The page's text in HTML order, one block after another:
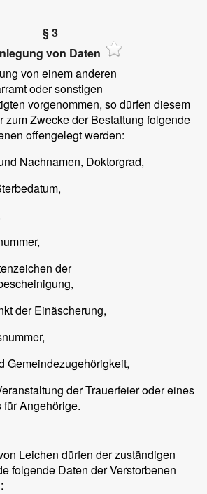
§ 3
von Daten
von einem anderen
oder sonstigen
vorgenommen, so dürfen diesem
zum Zwecke der Bestattung folgende
offengelegt werden:
Nachnamen, Doktorgrad,
der
der Einäscherung,
Gemeindezugehörigkeit,
der Trauerfeier oder eines
Angehörige.
Leichen dürfen der zuständigen
folgende Daten der Verstorbenen